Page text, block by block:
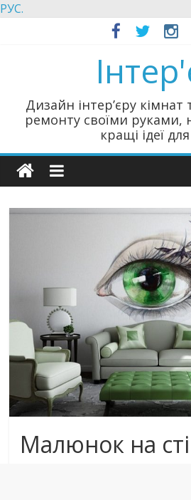
РУС.
Дизайн інтер’єру кімнат
ремонту своїми руками,
кращі ідеї
Малюнок на